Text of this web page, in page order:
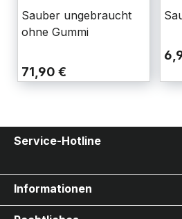
Sauber ungebraucht
ohne Gummi
71,90 €
Service-Hotline
Informationen